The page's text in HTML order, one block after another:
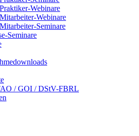
Webinare
Webinare
Seminare
Seminare
/ GOI / DStV-FBRL